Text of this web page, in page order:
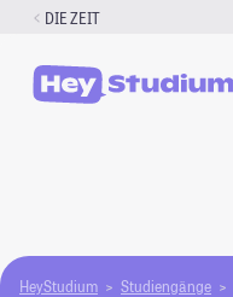
Zum
springen
DIE ZEIT
HeyStudium Studiengänge